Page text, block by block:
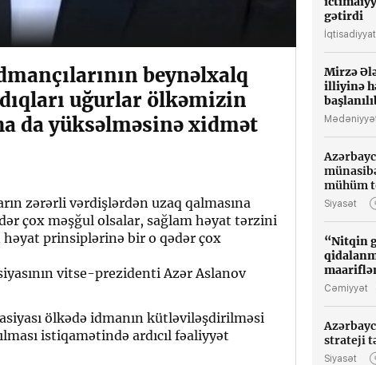
beynəlxalq
uğurlar ölkəmizin
da yüksəlməsinə xidmət
zərərli vərdişlərdən uzaq qalmasına
çox məşğul olsalar, sağlam həyat tərzini
prinsiplərinə bir o qədər çox
vitse-prezidenti Azər Aslanov
ölkədə idmanın kütləviləşdirilməsi
istiqamətində ardıcıl fəaliyyət
gətirdi
İqtisadiyyat
Mirzə
illiyinə
mühüm
Siyasət
“Nitqin
Cəmiyyət
strateji
Siyasət